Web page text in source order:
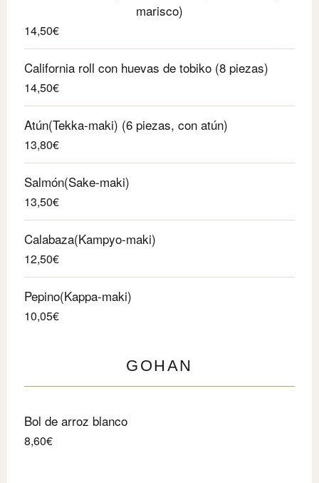
marisco)
14,50€
California roll con huevas de tobiko (8 piezas)
14,50€
Atún(Tekka-maki) (6 piezas, con atún)
13,80€
Salmón(Sake-maki)
13,50€
Calabaza(Kampyo-maki)
12,50€
Pepino(Kappa-maki)
10,05€
GOHAN
Bol de arroz blanco
8,60€